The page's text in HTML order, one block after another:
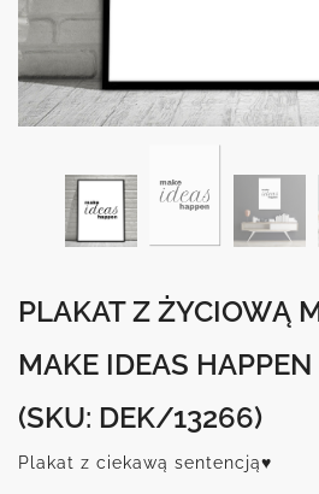
PLAKAT Z ŻYCIOWĄ
MAKE IDEAS HAPPEN
(SKU: DEK/13266)
Plakat z ciekawą sentencją♥